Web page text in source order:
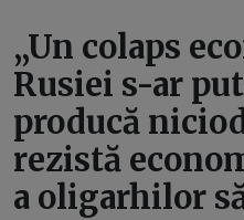
„Un colaps
Rusiei s-ar
producă
rezistă
a oligarhilor